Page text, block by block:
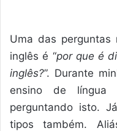
Uma das
inglês é “por que é
inglês?”. Durante
ensino de língua
perguntando isto.
tipos também.